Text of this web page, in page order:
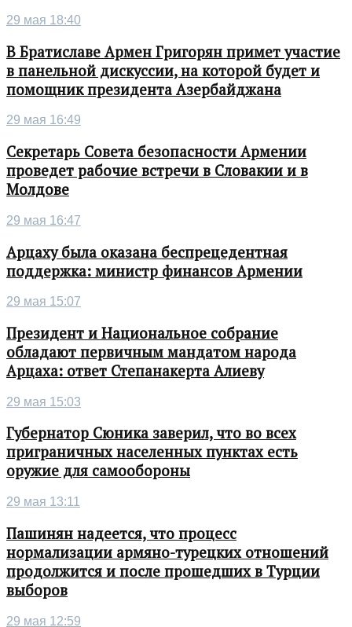
29 мая 18:40
В Братиславе Армен Григорян примет участие
в панельной дискуссии, на которой будет и
помощник президента Азербайджана
29 мая 16:49
Секретарь Совета безопасности Армении
проведет рабочие встречи в Словакии и в
Молдове
29 мая 16:47
Арцаху была оказана беспрецедентная
поддержка: министр финансов Армении
29 мая 15:07
Президент и Национальное собрание
обладают первичным мандатом народа
Арцаха: ответ Степанакерта Алиеву
29 мая 15:03
Губернатор Сюника заверил, что во всех
приграничных населенных пунктах есть
оружие для самообороны
29 мая 13:11
Пашинян надеется, что процесс
нормализации армяно-турецких отношений
продолжится и после прошедших в Турции
выборов
29 мая 12:59